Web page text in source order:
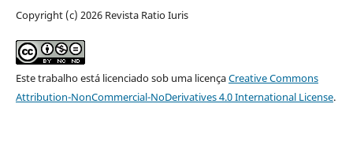
Copyright (c) 2026 Revista Ratio Iuris
Este trabalho está licenciado sob uma licençaCreative Commons
Attribution-NonCommercial-NoDerivatives 4.0 International License.